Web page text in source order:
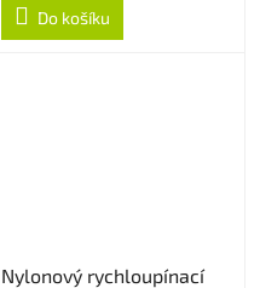
Do košíku
Nylonový rychloupínací